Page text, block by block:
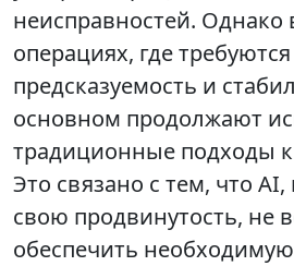
неисправностей.
операциях, где требуются
предсказуемость и
основном продолжают
традиционные подходы
Это связано с тем, что
свою продвинутость, не
обеспечить